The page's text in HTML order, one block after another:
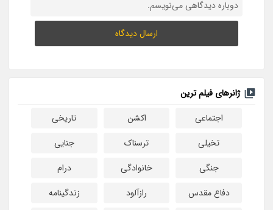
دوباره دیدگاهی می‌نویسم.
ژانرهای فیلم ترین
اجتماعی
اکشن
تاریخی
تخیلی
ترسناک
جنایی
جنگی
خانوادگی
درام
دفاع مقدس
رازآلود
زندگینامه